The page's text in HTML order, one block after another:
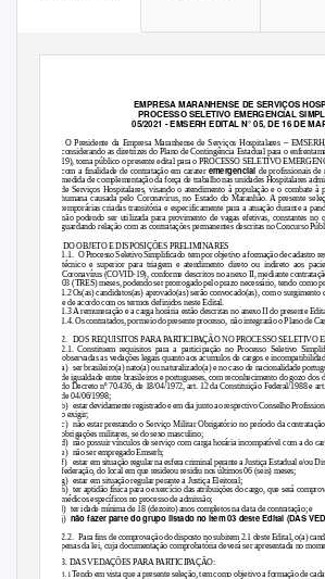
EMPRESA MARANHENSE DE SERVIÇOS
PROCESSO SELETIVO EMERGENCIAL
05/2021 - EMSERH EDITAL N° 05, DE 16 DE
O Presidente da Empresa Maranhense de Serviços Hospitalares –
considerando as diretrizes do Plano de Contingência Estadual para o
19), torna público o presente edital para o PROCESSO SELETIVO
com a finalidade de contratação em carater emergencial de profissionais de
medida de complementação da força de trabalho nas unidades Hospitalares
de Serviços Hospitalares, visando o atendimento à população e o combate à
humana causada pelo Coronavírus, no Estado do Maranhão. A presente
temporárias criadas transitória e especificamente para a atuação durante a
não podendo ser utilizada para provimento de vagas efetivas, constantes no
guardando relação com as contratações permanentes descritas no Concurso
DO OBJETO E DISPOSIÇÕES PRELIMINARES
1.1. OProcesso Seletivo Simplificado tem por objetivo a formação de cadastro
técnico e superior para triagem e atendimento direto ou indireto aos
Coronavírus (COVID-19), conforme descritos no anexo II, mediante
03 (TRES) meses, podendo ser prorrogado pelo prazo necessário, tendo como
1.2Os(as) candidatos(as) aprovado(as) serão convocado(as), com o surgimento
e de acordo com os termos definidos neste Edital.
1.3 A remuneração e a carga horária estão descritas no anexo II do presente
1.4. Os contratados, por meio do presente processo, não integrarão o Plano de
2. DOS REQUISITOS PARA PARTICIPAÇÃO NO PROCESSO SELETIVO
2.1. Constituem requisitos para a participação no Processo Seletivo
observadas as vedações legais quanto aos acumulos de cargos e
a) ser brasileiro(a) nato(a) ou naturalizado(a) e no caso de nacionalidade
de igualdade entre brasileiros e portugueses, com reconhecimento do gozo dos
do Decreto nº 70.436, de 18/04/1972, art. 12 da Constituição Federal/1988 e art.
de 04/06/1998;
b) estardevidamente registrado e em dia junto ao respectivo Conselho
o exigir;
c) não estar prestando o Serviço Militar Obrigatório no período da contratação
obrigações militares, se do sexo masculino;
d) não possuir vínculos de serviço com carga horária incompatível com a do
e) não ser empregado Emserh;
f) estar em situação regular na esfera criminal perante a Justiça Estadual e/ou
federação, do local em que resideou residiu nos últimos 06 (seis) meses;
g) estar em situação regular perante a Justiça Eleitoral;
h) ter aptidão física para o exercício das atribuições do cargo, que será
médicos específicos no processo de admissão;
l) ter idade mínima de 18 (dezoito) anos completos na data de contratação; e
j) não fazer parte do grupo listado no item 03 deste Edital (DAS
2.2. Para fins de comprovação do disposto no subitem 2.1 deste Edital, o(a)
penas da lei, cuja documentação comprobatória deverá ser apresentada no
3. DAS VEDAÇÕES PARA PARTICIPAÇÃO:
3.1Tendo em vista que a presente seleção, tem como objetivo a formação de